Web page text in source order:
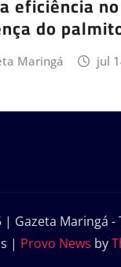
do
Maringá jul
Gazeta Maringá -
| Provo News by